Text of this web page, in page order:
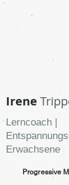
Irene
Lerncoach |
Erwachsene
Progressive